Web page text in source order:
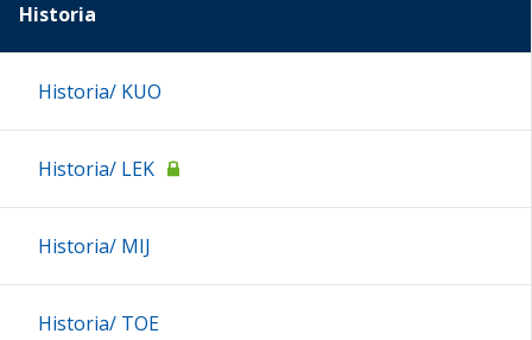
Historia
Historia/ KUO
Historia/ LEK
Historia/ MIJ
Historia/ TOE